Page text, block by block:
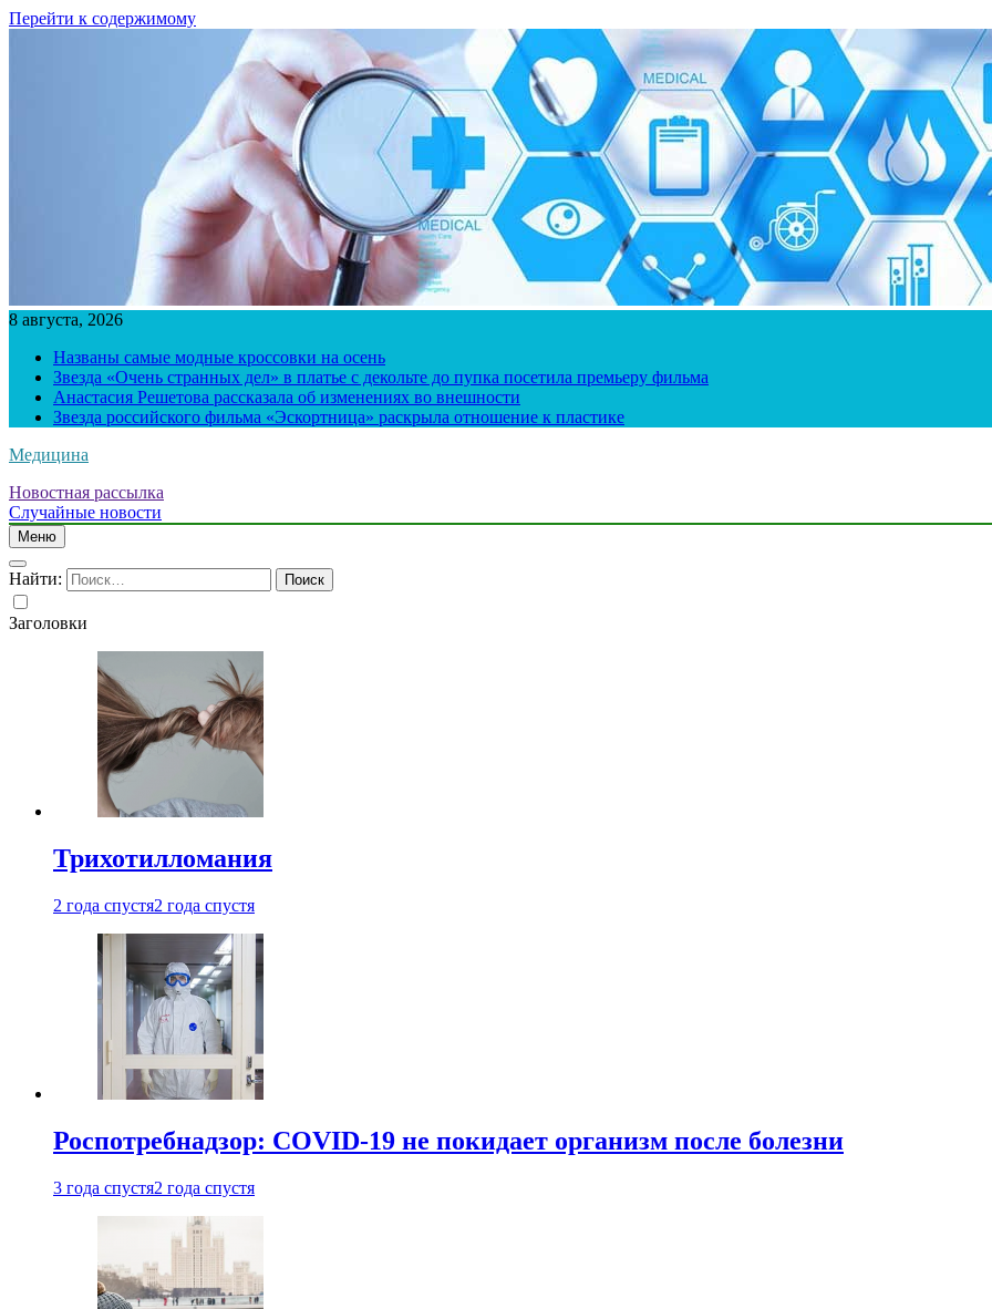
Перейти к содержимому
8 августа, 2026
Названы самые модные кроссовки на осень
Звезда «Очень странных дел» в платье с декольте до пупка посетила премьеру фильма
Анастасия Решетова рассказала об изменениях во внешности
Звезда российского фильма «Эскортница» раскрыла отношение к пластике
Медицина
Новостная рассылка
Случайные новости
Меню
Найти:
Заголовки
Трихотилломания
2 года спустя2 года спустя
Роспотребнадзор: COVID-19 не покидает организм после болезни
3 года спустя2 года спустя